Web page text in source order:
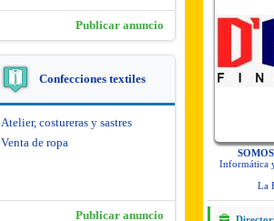
Publicar anuncio
Confecciones textiles
Atelier, costureras y sastres
Venta de ropa
Publicar anuncio
Informática
La